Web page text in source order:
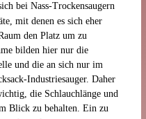
bei Nass-Trockensaugern
mit denen es sich eher
den Platz um zu
bilden hier nur die
und die an sich nur im
Industriesauger. Daher
die Schlauchlänge und
Blick zu behalten. Ein zu